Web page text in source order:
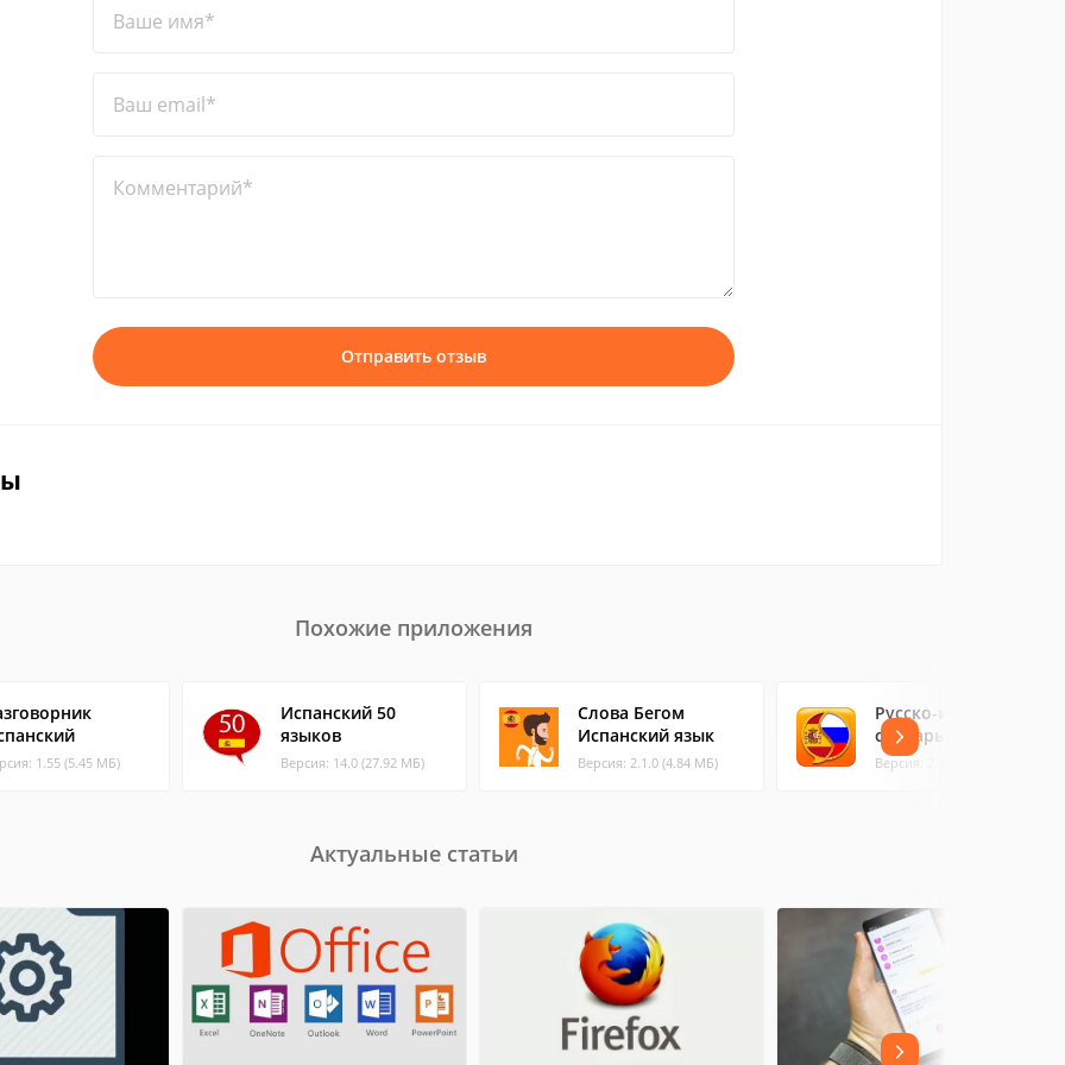
Ваше имя*
Ваш email*
Комментарий*
Отправить отзыв
Похожие приложения
1.55 (5.45 МБ)
Испанский 50
языков
Версия: 14.0 (27.92 МБ)
Слова Бегом
Испанский язык
Версия: 2.1.0 (4.84 МБ)
Русско-испанский
словарь
Версия: 2.113 (9.26 МБ)
Актуальные статьи